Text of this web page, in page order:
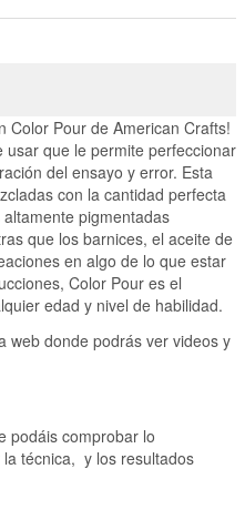
Color Pour de American Crafts!
que le permite perfeccionar
del ensayo y error. Esta
con la cantidad perfecta
pigmentadas
que los barnices, el aceite de
en algo de lo que estar
Color Pour es el
edad y nivel de habilidad.
web donde podrás ver videos y
podáis comprobar lo
técnica, y los resultados